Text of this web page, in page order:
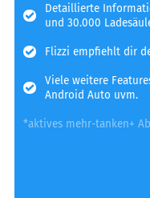
Detaillierte
und 30.000
Flizzi empfiehlt dir
Viele weitere
Android Auto uvm.
*aktives mehr-tanken+